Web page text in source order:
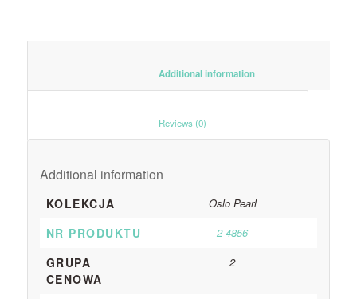
						Additional information
Additional information
KOLEKCJA Oslo Pearl
NR PRODUKTU 2-4856
GRUPA
CENOWA
2